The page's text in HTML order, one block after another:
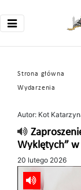
Strona główna
Wydarzenia
Autor: Kot
Wyklętych” w
20 lutego 2026